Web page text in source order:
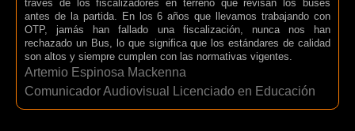
través de los fiscalizadores en terreno que revisan los buses
antes de la partida. En los 6 años que llevamos trabajando con
OTP, jamás han fallado una fiscalización, nunca nos han
rechazado un Bus, lo que significa que los estándares de calidad
son altos y siempre cumplen con las normativas vigentes.
Artemio Espinosa Mackenna
Comunicador Audiovisual Licenciado en Educación